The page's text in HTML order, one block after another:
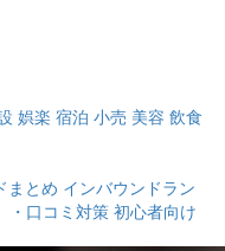
娯楽 宿泊 小売 美容 飲食
まとめ インバウンドラン
・口コミ対策 初心者向け